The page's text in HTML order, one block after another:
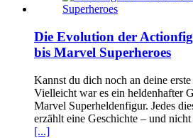
Die Evolution der
bis Marvel Superheroes
Kannst du dich noch an deine
Vielleicht war es ein heldenhafter
Marvel Superheldenfigur. Jedes
erzählt eine Geschichte – und
[...]